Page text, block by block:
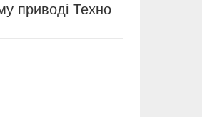
приводі Техно